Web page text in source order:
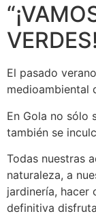
El pasado
medioambiental
En Gola no sólo
también se
Todas nuestras
naturaleza, a
jardinería, hacer
definitiva